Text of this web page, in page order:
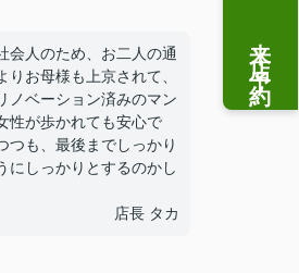
会人のため、お二人の通
お母様も上京されて、
ノベーション済みのマン
性が歩かれても安心で
つも、最後までしっかり
にしっかりとするのかし
店長 タカ
来店予約